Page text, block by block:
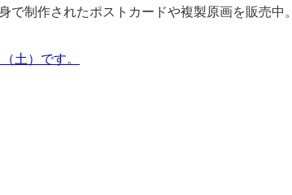
制作されたポストカードや複製原画を販売中。
土）です。